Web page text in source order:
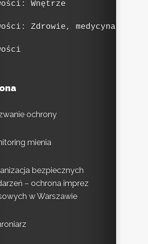
Wnętrze
Zdrowie, medycyna
ochrony
mienia
bezpiecznych
– ochrona imprez
w Warszawie